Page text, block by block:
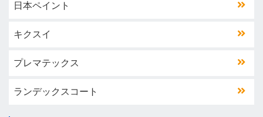
日本ペイント
キクスイ
プレマテックス
ランデックスコート